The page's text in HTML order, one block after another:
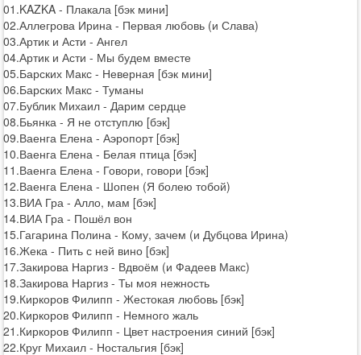
01.KAZKA - Плакала [бэк мини]
02.Аллегрова Ирина - Первая любовь (и Слава)
03.Артик и Асти - Ангел
04.Артик и Асти - Мы будем вместе
05.Барских Макс - Неверная [бэк мини]
06.Барских Макс - Туманы
07.Бублик Михаил - Дарим сердце
08.Бьянка - Я не отступлю [бэк]
09.Ваенга Елена - Аэропорт [бэк]
10.Ваенга Елена - Белая птица [бэк]
11.Ваенга Елена - Говори, говори [бэк]
12.Ваенга Елена - Шопен (Я болею тобой)
13.ВИА Гра - Алло, мам [бэк]
14.ВИА Гра - Пошёл вон
15.Гагарина Полина - Кому, зачем (и Дубцова Ирина)
16.Жека - Пить с ней вино [бэк]
17.Закирова Наргиз - Вдвоём (и Фадеев Макс)
18.Закирова Наргиз - Ты моя нежность
19.Киркоров Филипп - Жестокая любовь [бэк]
20.Киркоров Филипп - Немного жаль
21.Киркоров Филипп - Цвет настроения синий [бэк]
22.Круг Михаил - Ностальгия [бэк]